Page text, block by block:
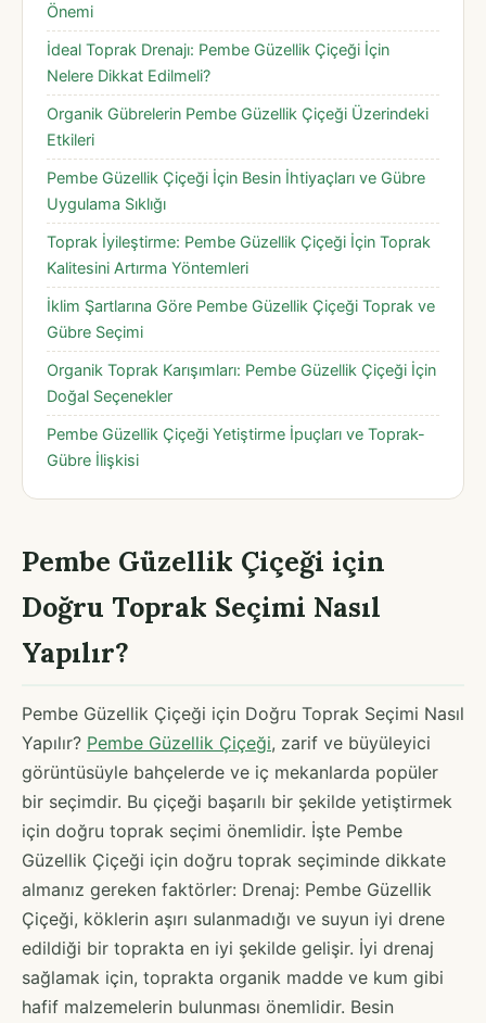
Önemi
İdeal Toprak Drenajı: Pembe Güzellik Çiçeği İçin
Nelere Dikkat Edilmeli?
Organik Gübrelerin Pembe Güzellik Çiçeği Üzerindeki
Etkileri
Pembe Güzellik Çiçeği İçin Besin İhtiyaçları ve Gübre
Uygulama Sıklığı
Toprak İyileştirme: Pembe Güzellik Çiçeği İçin Toprak
Kalitesini Artırma Yöntemleri
İklim Şartlarına Göre Pembe Güzellik Çiçeği Toprak ve
Gübre Seçimi
Organik Toprak Karışımları: Pembe Güzellik Çiçeği İçin
Doğal Seçenekler
Pembe Güzellik Çiçeği Yetiştirme İpuçları ve Toprak-
Gübre İlişkisi
Pembe Güzellik Çiçeği için
Doğru Toprak Seçimi Nasıl
Yapılır?
Pembe Güzellik Çiçeği için Doğru Toprak Seçimi Nasıl
Yapılır? Pembe Güzellik Çiçeği, zarif ve büyüleyici
görüntüsüyle bahçelerde ve iç mekanlarda popüler
bir seçimdir. Bu çiçeği başarılı bir şekilde yetiştirmek
için doğru toprak seçimi önemlidir. İşte Pembe
Güzellik Çiçeği için doğru toprak seçiminde dikkate
almanız gereken faktörler: Drenaj: Pembe Güzellik
Çiçeği, köklerin aşırı sulanmadığı ve suyun iyi drene
edildiği bir toprakta en iyi şekilde gelişir. İyi drenaj
sağlamak için, toprakta organik madde ve kum gibi
hafif malzemelerin bulunması önemlidir. Besin